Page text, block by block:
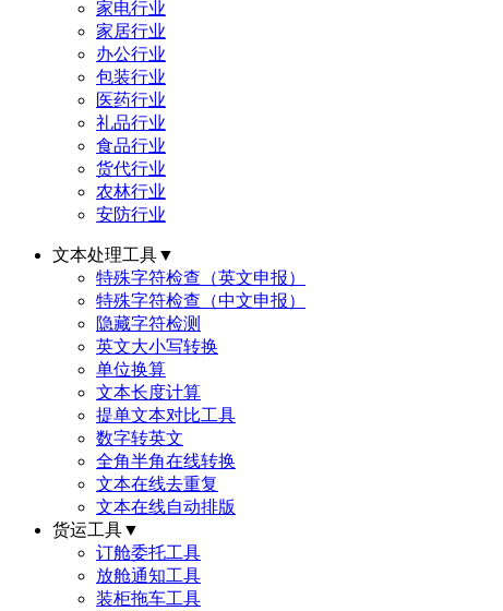
家电行业
家居行业
办公行业
包装行业
医药行业
礼品行业
食品行业
货代行业
农林行业
安防行业
文本处理工具▼
特殊字符检查（英文申报）
特殊字符检查（中文申报）
隐藏字符检测
英文大小写转换
单位换算
文本长度计算
提单文本对比工具
数字转英文
全角半角在线转换
文本在线去重复
文本在线自动排版
货运工具▼
订舱委托工具
放舱通知工具
装柜拖车工具